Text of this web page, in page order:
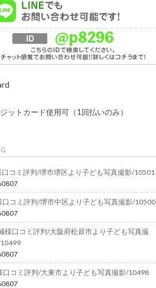
ットカード使用可（1回払いのみ）
口コミ評判/堺市堺区より子ども写真撮影/10501
口コミ評判/堺市中区より子ども写真撮影/10500
様口コミ評判/大阪府松原市より子ども写真撮
口コミ評判/大東市より子ども写真撮影/10498